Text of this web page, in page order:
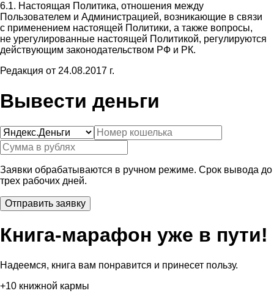
6.1. Настоящая Политика, отношения между
Пользователем и Администрацией, возникающие в связи
с применением настоящей Политики, а также вопросы,
не урегулированные настоящей Политикой, регулируются
действующим законодательством РФ и РК.
Редакция от 24.08.2017 г.
Вывести деньги
Заявки обрабатываются в ручном режиме. Срок вывода до
трех рабочих дней.
Книга-марафон уже в пути!
Надеемся, книга вам понравится и принесет пользу.
+10 книжной кармы